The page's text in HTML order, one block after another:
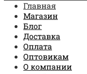
Главная
Магазин
Блог
Доставка
Оплата
Оптовикам
О компании